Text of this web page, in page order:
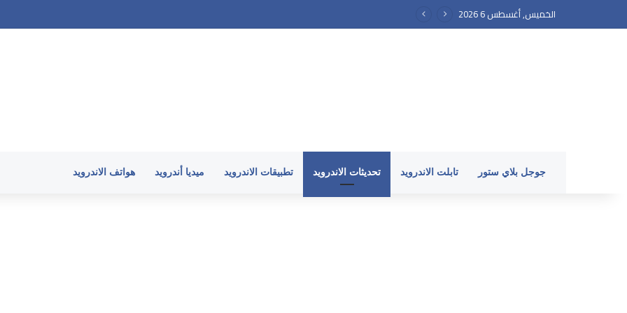
الخميس, أغسطس 6 2026
جوجل بلاي ستور تابلت الاندرويد تحديثات الاندرويد تطبيقات الاندرويد ميديا أندرويد هواتف الاندرويد